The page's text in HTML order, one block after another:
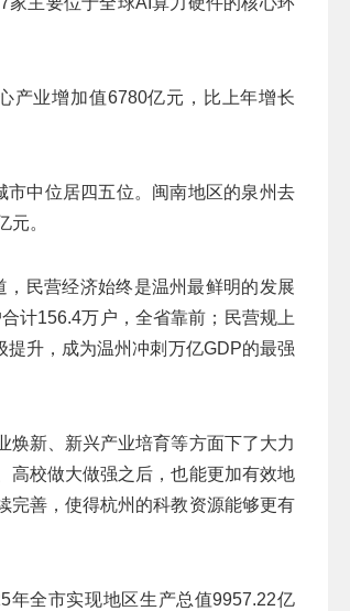
产业增加值6780亿元，比上年增长
中位居四五位。闽南地区的泉州去
。
民营经济始终是温州最鲜明的发展
计156.4万户，全省靠前；民营规上
升，成为温州冲刺万亿GDP的最强
焕新、新兴产业培育等方面下了大力
高校做大做强之后，也能更加有效地
完善，使得杭州的科教资源能够更有
年全市实现地区生产总值9957.22亿